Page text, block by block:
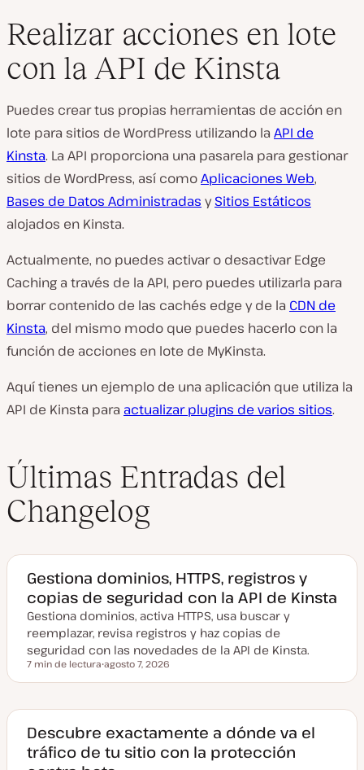
Realizar acciones en lote
con la API de Kinsta
Puedes crear tus propias herramientas de acción en
lote para sitios de WordPress utilizando la API de
Kinsta. La API proporciona una pasarela para gestionar
sitios de WordPress, así comoAplicaciones Web,
Bases de Datos Administradas ySitios Estáticos
alojados en Kinsta.
Actualmente, no puedes activar o desactivar Edge
Caching a través de la API, pero puedes utilizarla para
borrar contenido de las cachés edge y de la CDN de
Kinsta, del mismo modo que puedes hacerlo con la
función de acciones en lote de MyKinsta.
Aquí tienes un ejemplo de una aplicación que utiliza la
API de Kinsta para actualizar plugins de varios sitios.
Últimas Entradas del
Changelog
Gestiona dominios, HTTPS, registros y
copias de seguridad con la API de Kinsta
Gestiona dominios, activa HTTPS, usa buscar y
reemplazar, revisa registros y haz copias de
seguridad con las novedades de la API de Kinsta.
Tiempo de lectura
7 min de lectura
e
h
c
u
agosto 7, 2026
Descubre exactamente a dónde va el
tráfico de tu sitio con la protección